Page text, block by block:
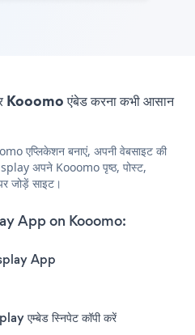
एंबेड करना कभी आसान
एप्लिकेशन बनाएं, अपनी वेबसाइट की
अपने Kooomo पृष्ठ, पोस्ट,
जोड़ें साइट।
App on Kooomo:
App
एम्बेड स्निपेट कॉपी करें